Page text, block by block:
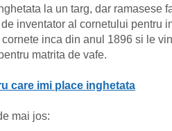
la un targ, dar ramasese
inventator al cornetului pentru
inca din anul 1896 si le
matrita de vafe.
care imi place inghetata
mai jos: